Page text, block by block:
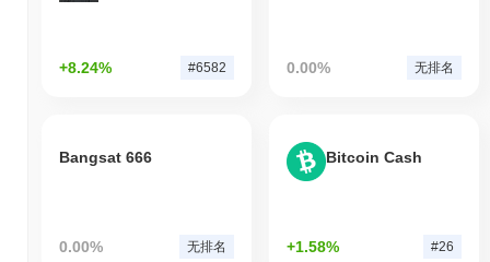
+8.24% #6582 0.00% 无排名
Bangsat 666
0.00% 无排名
Bitcoin Cash
+1.58% #26